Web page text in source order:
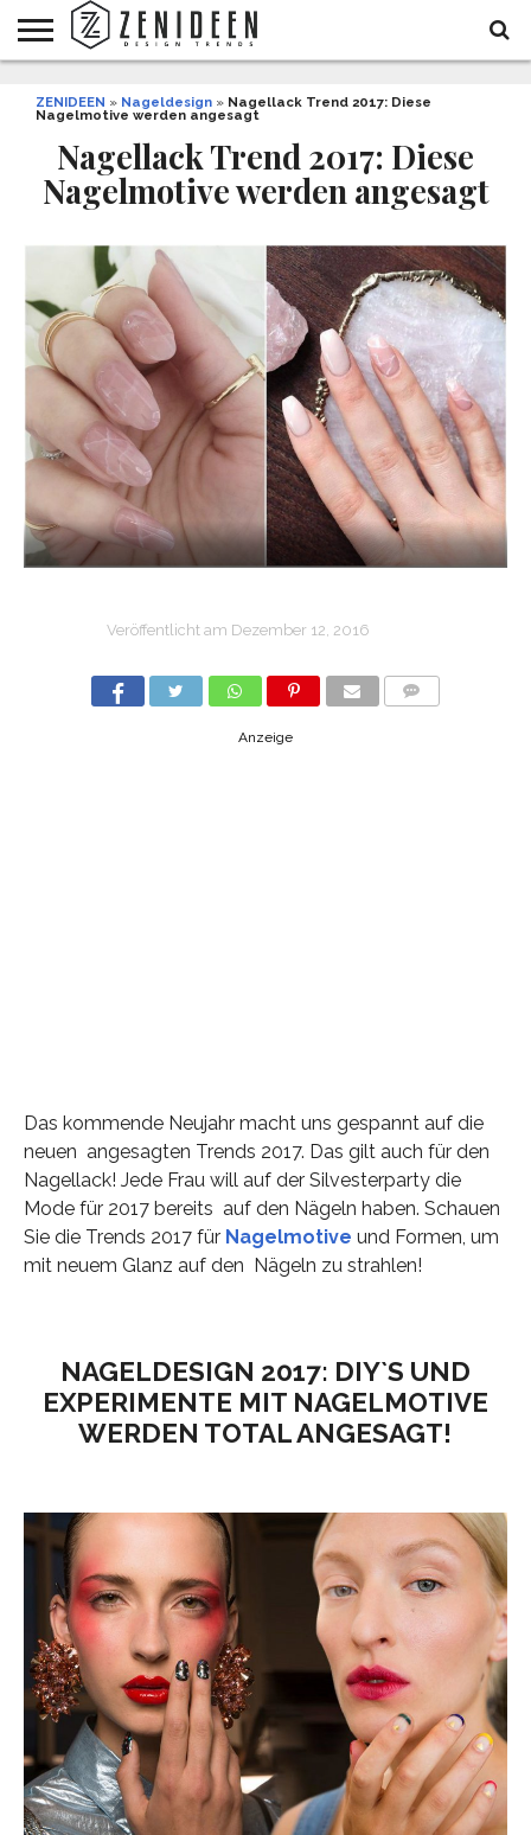
INNENDESIGN
ARCHITEKTUR
GARTEN
UND
LIFESTYLE
DEKO
&
DIY
STYLE
REZEPTE
GESUNDHEIT
WEIHNACHTEN
ZENIDEEN » Nageldesign » Nagellack Trend 2017: Diese
Nagelmotive werden angesagt
Nagellack Trend 2017: Diese
Nagelmotive werden angesagt
Veröffentlicht am Dezember 12, 2016
Anzeige
Das kommende Neujahr macht uns gespannt auf die
neuen angesagten Trends 2017. Das gilt auch für den
Nagellack! Jede Frau will auf der Silvesterparty die
Mode für 2017 bereits auf den Nägeln haben. Schauen
Sie die Trends 2017 für Nagelmotive und Formen, um
mit neuem Glanz auf den Nägeln zu strahlen!
NAGELDESIGN 2017: DIY`S UND
EXPERIMENTE MIT NAGELMOTIVE
WERDEN TOTAL ANGESAGT!